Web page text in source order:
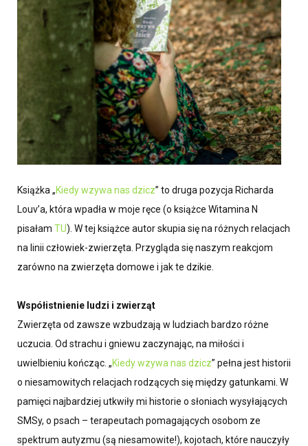
Książka „Kiedy wzywa nas dzicz” to druga pozycja Richarda
Louv’a, która wpadła w moje ręce (o książce Witamina N
pisałam TU). W tej książce autor skupia się na różnych relacjach
na linii człowiek-zwierzęta. Przygląda się naszym reakcjom
zarówno na zwierzęta domowe i jak te dzikie.
Współistnienie ludzi i zwierząt
Zwierzęta od zawsze wzbudzają w ludziach bardzo różne
uczucia. Od strachu i gniewu zaczynając, na miłości i
uwielbieniu kończąc. „Kiedy wzywa nas dzicz” pełna jest historii
o niesamowitych relacjach rodzących się między gatunkami. W
pamięci najbardziej utkwiły mi historie o słoniach wysyłających
SMSy, o psach – terapeutach pomagających osobom ze
spektrum autyzmu (są niesamowite!), kojotach, które nauczyły